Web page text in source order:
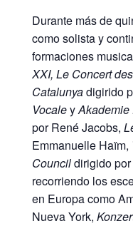
Durante más de
como solista y
formaciones
XXI, Le Concert
Catalunyadigirido
VocaleyAkademie
por René Jacobs,
Emmanuelle Haïm,
Councildirigido por
recorriendo los
en Europa como
Nueva York,